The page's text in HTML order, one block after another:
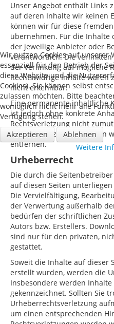
Unser Angebot enthält Links
auf deren Inhalte wir keinen
können wir für diese
übernehmen. Für die Inhalte
der jeweilige Anbieter oder
verantwortlich. Die
der Verlinkung auf mögliche
Rechtswidrige Inhalte waren
nicht erkennbar.
Eine permanente inhaltliche
ist jedoch ohne konkrete
Rechtsverletzung nicht
Rechtsverletzungen werden
entfernen.
Urheberrecht
Die durch die
auf diesen Seiten
Die Vervielfältigung,
der Verwertung außerhalb
bedürfen der schriftlichen
Autors bzw. Erstellers.
sind nur für den privaten,
gestattet.
Soweit die Inhalte auf dieser
erstellt wurden, werden die
Insbesondere werden
gekennzeichnet. Sollten Sie
Urheberrechtsverletzung
um einen entsprechenden
Wir nutzen Cookies auf unserer
essenziell für den Betrieb der
diese Website und die
Cookies). Sie können selbst
zulassen möchten. Bitte
womöglich nicht mehr alle
Verfügung stehen.
Akzeptieren
Ablehnen
Weitere